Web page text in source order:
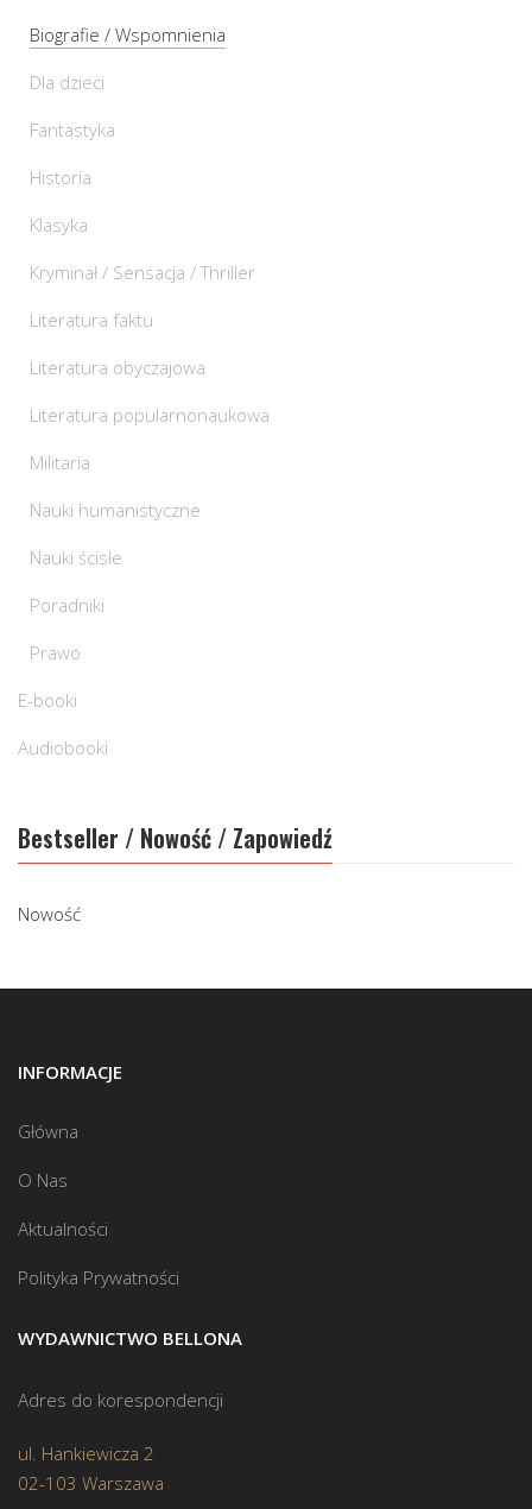
Biografie / Wspomnienia
Dla dzieci
Fantastyka
Historia
Klasyka
Kryminał / Sensacja / Thriller
Literatura faktu
Literatura obyczajowa
Literatura popularnonaukowa
Militaria
Nauki humanistyczne
Nauki ścisłe
Poradniki
Prawo
E-booki
Audiobooki
Bestseller / Nowość / Zapowiedź
Nowość
INFORMACJE
Główna
O Nas
Aktualności
Polityka Prywatności
WYDAWNICTWO BELLONA
Adres do korespondencji
ul. Hankiewicza 2
02-103 Warszawa